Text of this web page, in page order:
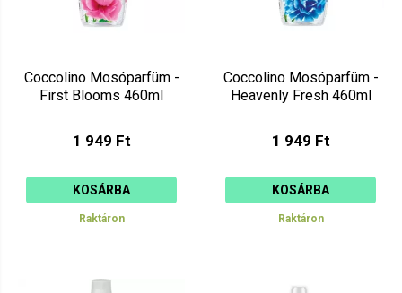
Coccolino Mosóparfüm -
First Blooms 460ml
1 949 Ft
KOSÁRBA
Raktáron
Coccolino Mosóparfüm -
Heavenly Fresh 460ml
1 949 Ft
KOSÁRBA
Raktáron